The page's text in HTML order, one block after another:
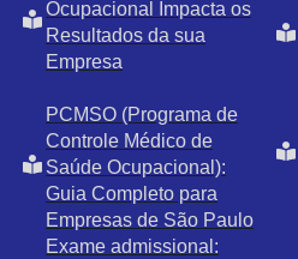
Ocupacional Impacta os
Resultados da sua
Empresa
PCMSO (Programa de
Controle Médico de
Saúde Ocupacional):
Guia Completo para
Empresas de São Paulo
Exame admissional: